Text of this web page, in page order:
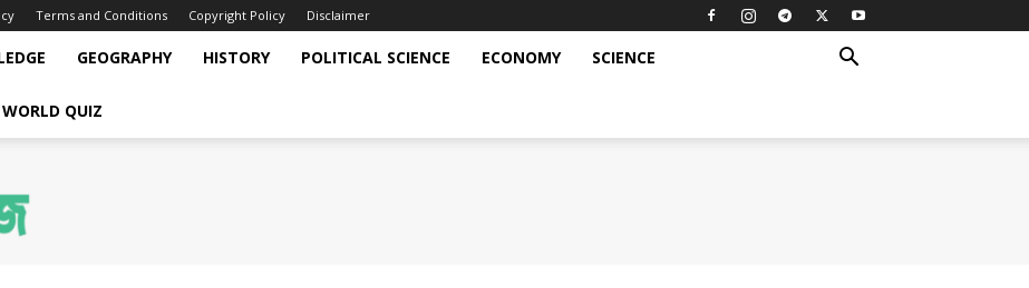
Terms and Conditions Copyright Policy Disclaimer
GEOGRAPHY HISTORY POLITICAL SCIENCE ECONOMY SCIENCE
WORLD QUIZ